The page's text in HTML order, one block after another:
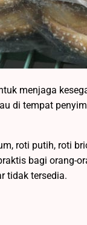
menjaga
di tempat
roti putih, roti
bagi orang-
tidak tersedia.